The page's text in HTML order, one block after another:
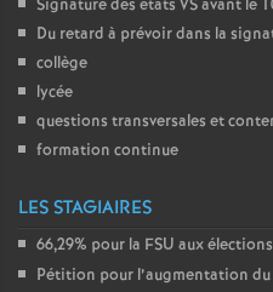
Signature des états VSavant le
Du retard à prévoir dans la
collège
lycée
questions transversales et
formation continue
LES STAGIAIRES
66,29% pour la FSU aux élections
Pétition pour l’augmentation